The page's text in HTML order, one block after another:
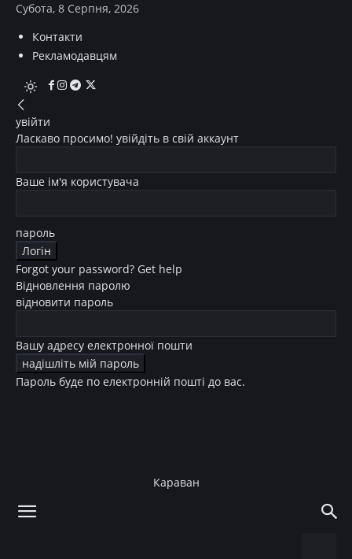
Субота, 8 Серпня, 2026
Контакти
Рекламодавцям
увійти
Ласкаво просимо! увійдіть в свій аккаунт
Ваше ім'я користувача
пароль
Forgot your password? Get help
Відновлення паролю
відновити пароль
Вашу адресу електронної пошти
Пароль буде по електронній пошті до вас.
Караван